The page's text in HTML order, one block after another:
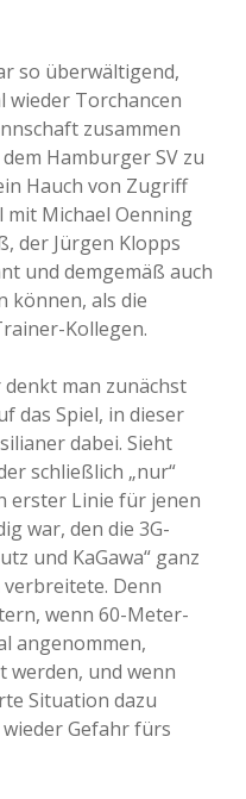
so überwältigend,
wieder Torchancen
zusammen
Hamburger SV zu
Hauch von Zugriff
mit Michael Oenning
der Jürgen Klopps
und demgemäß auch
können, als die
Kollegen.
man zunächst
das Spiel, in dieser
dabei. Sieht
schließlich „nur“
erster Linie für jenen
war, den die 3G-
und KaGawa“ ganz
Denn
wenn 60-Meter-
angenommen,
und wenn
Situation dazu
Gefahr fürs